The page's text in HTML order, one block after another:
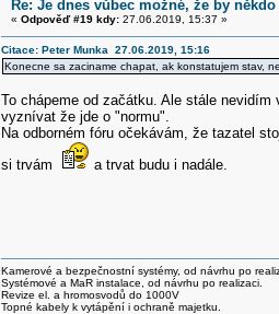
Re: Je dnes vůbec možné, že by
« Odpověď #19 kdy:27.06.2019, 15:37 »
Citace: Peter Munka 27.06.2019, 15:16
Konecne sa zaciname chapat, ak konstatujem stav,
To chápeme od začátku. Ale stále
vyznívat že jde o "normu".
Na odborném fóru očekávám, že tazatel
si trvám
a trvat budu i nadále.
Kamerové a bezpečnostní systémy, od návrhu po
Systémové a MaR instalace, od návrhu po realizaci.
Revize el. a hromosvodů do 1000V
Topné kabely k vytápění i ochraně majetku.